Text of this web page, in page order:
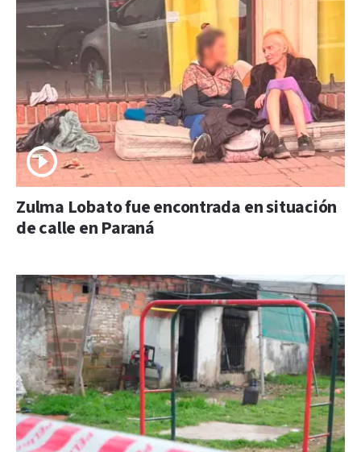
Zulma Lobato fue encontrada en situación
de calle en Paraná